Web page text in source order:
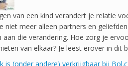
van een kind verandert je relatie
niet meer alleen partners en
aan die verandering. Hoe zorg je
van elkaar? Je leest erover in dit
is (onder andere) verkrijgbaar bij